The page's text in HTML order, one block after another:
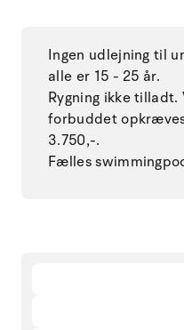
Ingen udlejning til
alle er 15 - 25 år.
Rygning ikke
forbuddet
3.750,-.
Fælles